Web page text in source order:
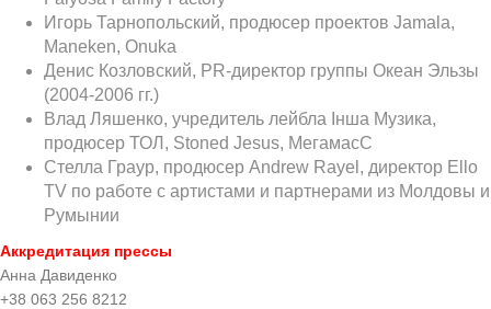
Игорь Тарнопольский, продюсер проектов Jamala,
Maneken, Onuka
Денис Козловский, PR-директор группы Океан Эльзы
(2004-2006 гг.)
Влад Ляшенко, учредитель лейбла Інша Музика,
продюсер ТОЛ, Stoned Jesus, МегамасС
Стелла Граур, продюсер Andrew Rayel, директор Ello
TV по работе с артистами и партнерами из Молдовы и
Румынии
Аккредитация прессы
Анна Давиденко
+38 063 256 8212